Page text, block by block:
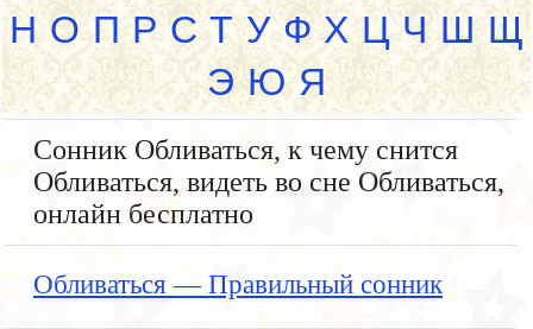
Н О П Р С Т У Ф Х Ц Ч Ш Щ
Э Ю Я
Сонник Обливаться, к чему снится
Обливаться, видеть во сне Обливаться,
онлайн бесплатно
Обливаться — Правильный сонник